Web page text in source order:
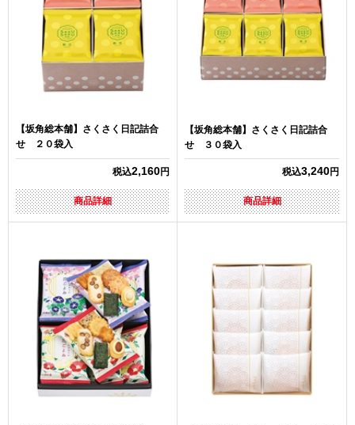
【坂角総本舗】さくさく日記詰合
せ ２０袋入
税込2,160円
商品詳細
【坂角総本舗】さくさく日記詰合
せ ３０袋入
税込3,240円
商品詳細